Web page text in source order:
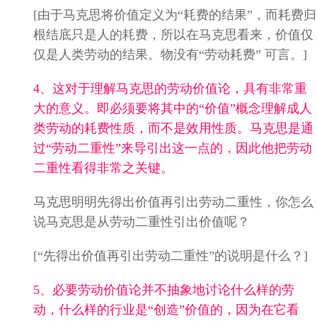
[由于马克思将价值定义为“耗费的结果”，而耗费归
根结底只是人的耗费，所以在马克思看来，价值仅
仅是人类劳动的结果。物没有“劳动耗费” 可言。]
4、这对于理解马克思的劳动价值论，具有非常重
大的意义。即必须要将其中的“价值”概念理解成人
类劳动的耗费性质，而不是效用性质。马克思是通
过“劳动二重性”来导引出这一点的，因此他把劳动
二重性看得非常之关键。
马克思明明先得出价值再引出劳动二重性，你怎么
说马克思是从劳动二重性引出价值呢？
[“先得出价值再引出劳动二重性”的说明是什么？]
5、必要劳动价值论并不抽象地讨论什么样的劳
动，什么样的行业是“创造”价值的，因为在它看